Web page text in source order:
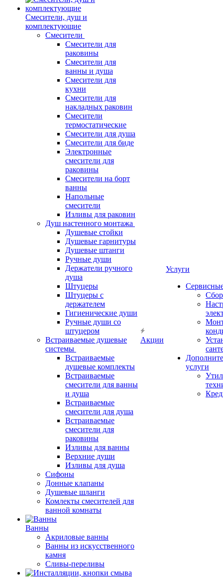
Смесители, душ и
комплектующие
Смесители
Смесители для
раковины
Смесители для
ванны и душа
Смесители для
кухни
Смесители для
накладных раковин
Смесители
термостатические
Смесители для душа
Смесители для биде
Электронные
смесители для
раковины
Смесители на борт
ванны
Напольные
смесители
Изливы для раковин
Душ настенного монтажа
Душевые стойки
Душевые гарнитуры
Душевые штанги
Ручные души
Держатели ручного
душа
Штуцеры
Штуцеры с
держателем
Гигиенические души
Ручные души со
штуцером
Встраиваемые душевые
системы
Встраиваемые
душевые комплекты
Встраиваемые
смесители для ванны
и душа
Встраиваемые
смесители для душа
Встраиваемые
смесители для
раковины
Изливы для ванны
Верхние души
Изливы для душа
Сифоны
Донные клапаны
Душевые шланги
Комлекты смесителей для
ванной комнаты
Ванны
Акриловые ванны
Ванны из искусственного
камня
Сливы-переливы
Акции
Услуги
услуги